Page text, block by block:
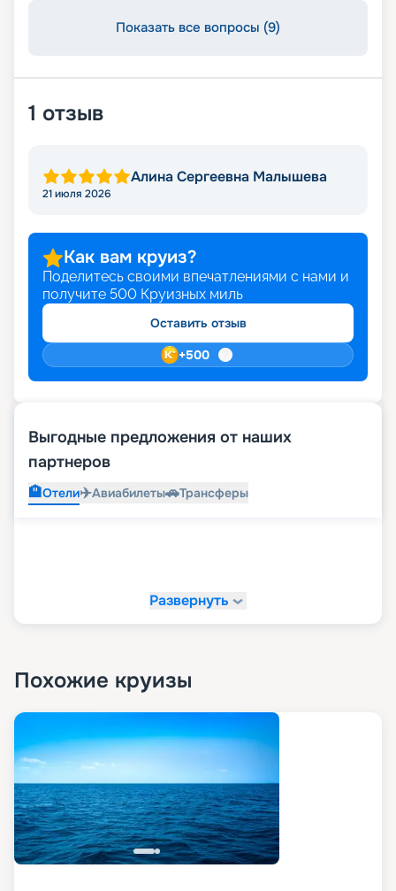
Показать все вопросы (9)
1 отзыв
Алина Сергеевна Малышева
21 июля 2026
Как вам круиз?
Поделитесь своими впечатлениями с нами и
получите 500 Круизных миль
Оставить отзыв
+500
Выгодные предложения от наших
партнеров
🏨Отели✈️Авиабилеты🚗Трансферы
Развернуть
Похожие круизы